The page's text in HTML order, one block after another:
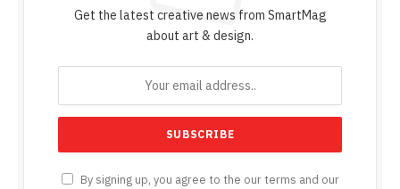
Get the latest creative news from SmartMag
about art & design.
By signing up, you agree to the our terms and our